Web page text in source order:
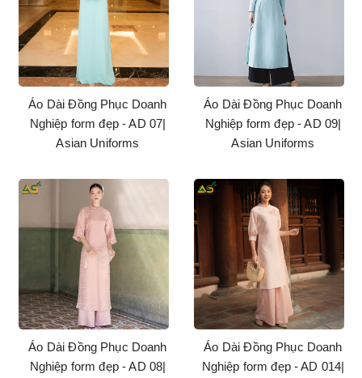
Áo Dài Đồng Phục Doanh
Nghiệp form đẹp - AD 07|
Asian Uniforms
Áo Dài Đồng Phục Doanh
Nghiệp form đẹp - AD 08|
Áo Dài Đồng Phục Doanh
Nghiệp form đẹp - AD 09|
Asian Uniforms
Áo Dài Đồng Phục Doanh
Nghiệp form đẹp - AD 014|